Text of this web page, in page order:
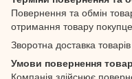
Повернення та обмін
отримання товару
Зворотна доставка
Умови повернення
Компанія здійснює